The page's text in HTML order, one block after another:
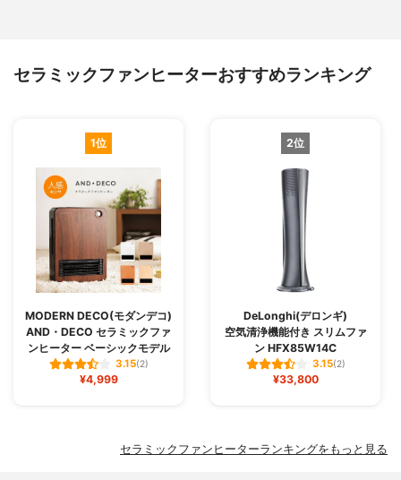
セラミックファンヒーターおすすめランキング
1位
MODERN DECO(モダンデコ)
AND・DECO セラミックファ
ンヒーター ベーシックモデル
3.15(2)
¥4,999
2位
DeLonghi(デロンギ)
空気清浄機能付き スリムファ
ン HFX85W14C
3.15(2)
¥33,800
セラミックファンヒーターランキングをもっと見る